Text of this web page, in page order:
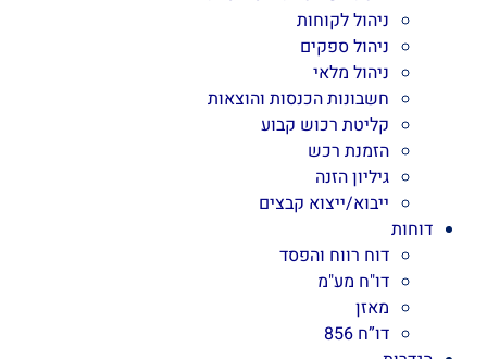
ניהול לקוחות
ניהול ספקים
ניהול מלאי
חשבונות הכנסות והוצאות
קליטת רכוש קבוע
הזמנת רכש
גיליון הזנה
ייבוא/ייצוא קבצים
דוחות
דוח רווח והפסד
דו"ח מע"מ
מאזן
דו”ח 856